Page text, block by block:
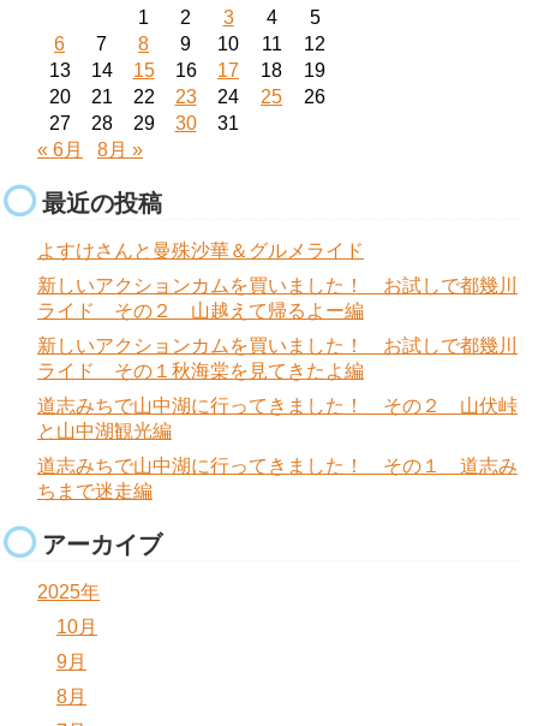
1
2 3 4
5
6
7 8 9 10 11
12
13
14 15 16 17 18
19
20
21 22 23 24 25
26
27
28 29 30
31
« 6月
8月 »
最近の投稿
よすけさんと曼殊沙華＆グルメライド
新しいアクションカムを買いました！ お試しで都幾川
ライド その２ 山越えて帰るよー編
新しいアクションカムを買いました！ お試しで都幾川
ライド その１秋海棠を見てきたよ編
道志みちで山中湖に行ってきました！ その２ 山伏峠
と山中湖観光編
道志みちで山中湖に行ってきました！ その１ 道志み
ちまで迷走編
アーカイブ
2025年
10月
9月
8月